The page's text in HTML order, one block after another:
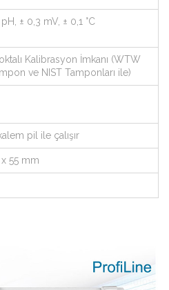
± 0,3 mV, ± 0,1 °C
Kalibrasyon İmkanı (WTW
ve NIST Tamponları ile)
pil ile çalışır
55 mm